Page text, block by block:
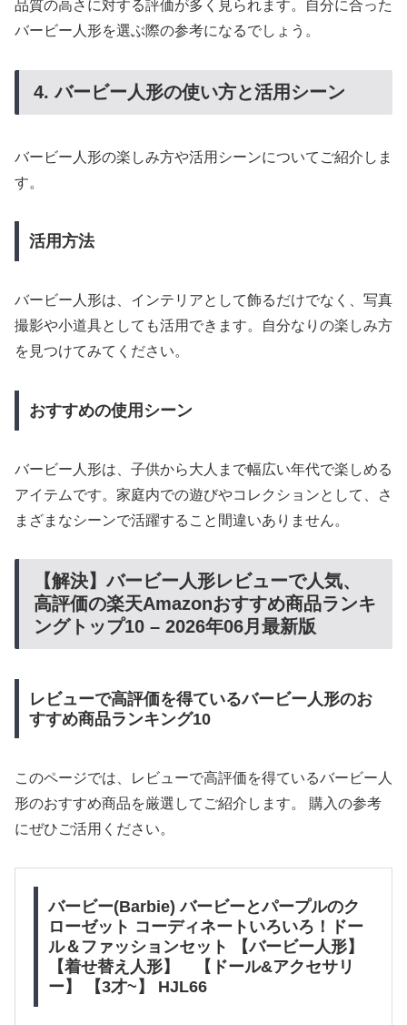
品質の高さに対する評価が多く見られます。自分に合った
バービー人形を選ぶ際の参考になるでしょう。
4. バービー人形の使い方と活用シーン
バービー人形の楽しみ方や活用シーンについてご紹介しま
す。
活用方法
バービー人形は、インテリアとして飾るだけでなく、写真
撮影や小道具としても活用できます。自分なりの楽しみ方
を見つけてみてください。
おすすめの使用シーン
バービー人形は、子供から大人まで幅広い年代で楽しめる
アイテムです。家庭内での遊びやコレクションとして、さ
まざまなシーンで活躍すること間違いありません。
【解決】バービー人形レビューで人気、
高評価の楽天Amazonおすすめ商品ランキ
ングトップ10 – 2026年06月最新版
レビューで高評価を得ているバービー人形のお
すすめ商品ランキング10
このページでは、レビューで高評価を得ているバービー人
形のおすすめ商品を厳選してご紹介します。 購入の参考
にぜひご活用ください。
バービー(Barbie) バービーとパープルのク
ローゼット コーディネートいろいろ！ドー
ル＆ファッションセット 【バービー人形】
【着せ替え人形】 【ドール&アクセサリ
ー】 【3才~】 HJL66